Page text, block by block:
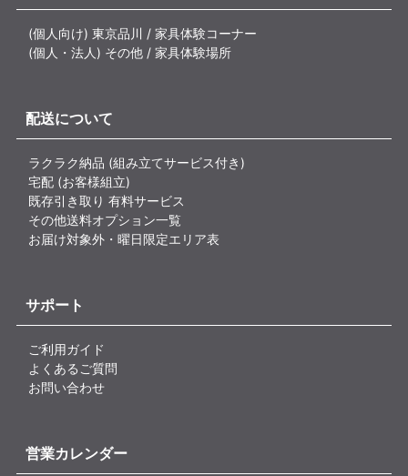
(個人向け) 東京品川 / 家具体験コーナー
(個人・法人) その他 / 家具体験場所
配送について
ラクラク納品 (組み立てサービス付き)
宅配 (お客様組立)
既存引き取り 有料サービス
その他送料オプション一覧
お届け対象外・曜日限定エリア表
サポート
ご利用ガイド
よくあるご質問
お問い合わせ
営業カレンダー